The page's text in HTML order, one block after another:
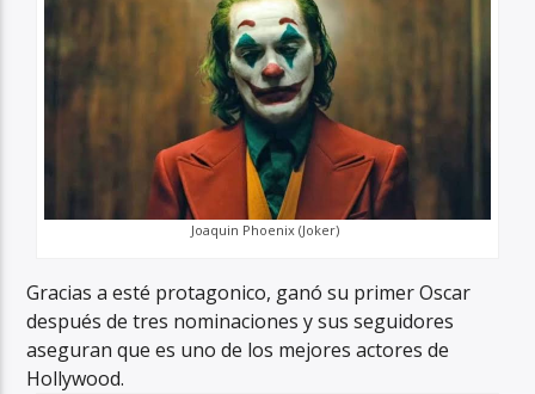
Joaquin Phoenix (Joker)
Gracias a esté protagonico, ganó su primer Oscar
después de tres nominaciones y sus seguidores
aseguran que es uno de los mejores actores de
Hollywood.